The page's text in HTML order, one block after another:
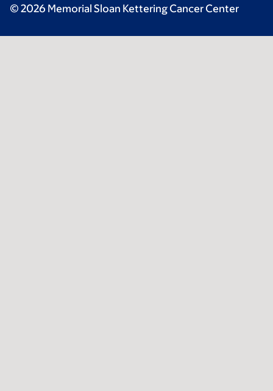
© 2026 Memorial Sloan Kettering Cancer Center